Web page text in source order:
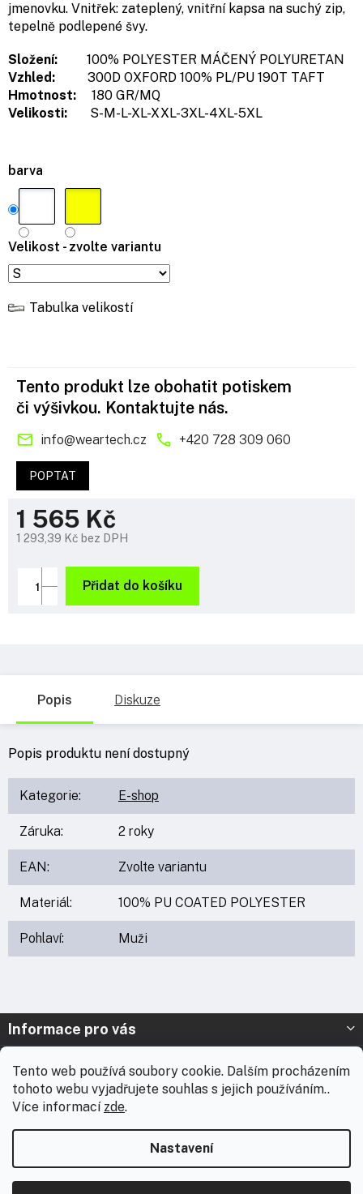
Tento web používá soubory cookie. Dalším procházením
tohoto webu vyjadřujete souhlas s jejich používáním..
Více informací zde.
Nastavení
doby nebudou expedovány žádné zásilky ani realizovány
zakázky včetně brandingu. E-shop zůstává v provozu a
všechny přijaté objednávky začneme přednostně odesílat
barva
Velikost - zvolte variantu
Tabulka velikostí
jmenovku. Vnitřek: zateplený, vnitřní kapsa na suchý zip,
tepelně podlepené švy.
Složení:
100% POLYESTER MÁČENÝ POLYURETAN
Vzhled:
300D OXFORD 100% PL/PU 190T TAFT
Hmotnost:
180 GR/MQ
Velikosti:
S-M-L-XL-XXL-3XL-4XL-5XL
1 565 Kč
1 293,39 Kč bez DPH
cena:
Přidat do košíku
Tento produkt lze obohatit potiskem
či výšivkou. Kontaktujte nás.
info@weartech.cz +420 728 309 060
POPTAT
Popis Diskuze
Popis produktu není dostupný
Kategorie: E-shop
Záruka: 2 roky
EAN: Zvolte variantu
Materiál: 100% PU COATED POLYESTER
Pohlaví: Muži
Z
p
Informace pro vás
Prodejna Nymburk
Prodejna Solnice